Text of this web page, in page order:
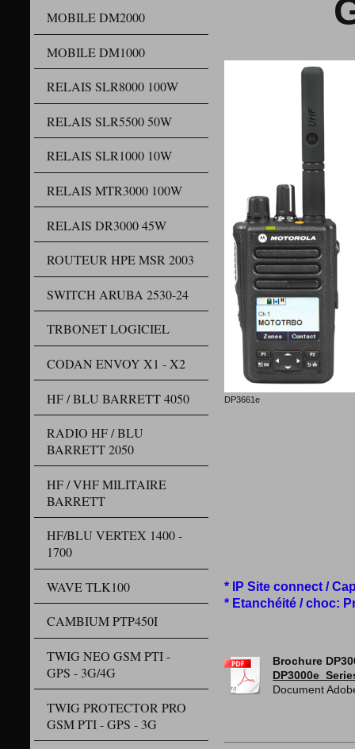
MOBILE DM2000
MOBILE DM1000
RELAIS SLR8000 100W
RELAIS SLR5500 50W
RELAIS SLR1000 10W
RELAIS MTR3000 100W
RELAIS DR3000 45W
ROUTEUR HPE MSR 2003
SWITCH ARUBA 2530-24
TRBONET LOGICIEL
CODAN ENVOY X1 - X2
HF / BLU BARRETT 4050
RADIO HF / BLU
BARRETT 2050
HF / VHF MILITAIRE
BARRETT
HF/BLU VERTEX 1400 -
1700
WAVE TLK100
CAMBIUM PTP450I
TWIG NEO GSM PTI -
GPS - 3G/4G
TWIG PROTECTOR PRO
GSM PTI - GPS - 3G
DP3661e
* IP Site connect /
* Etanchéité / choc:
Brochure
Document